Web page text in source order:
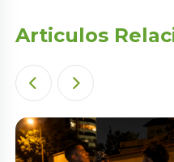
Articulos